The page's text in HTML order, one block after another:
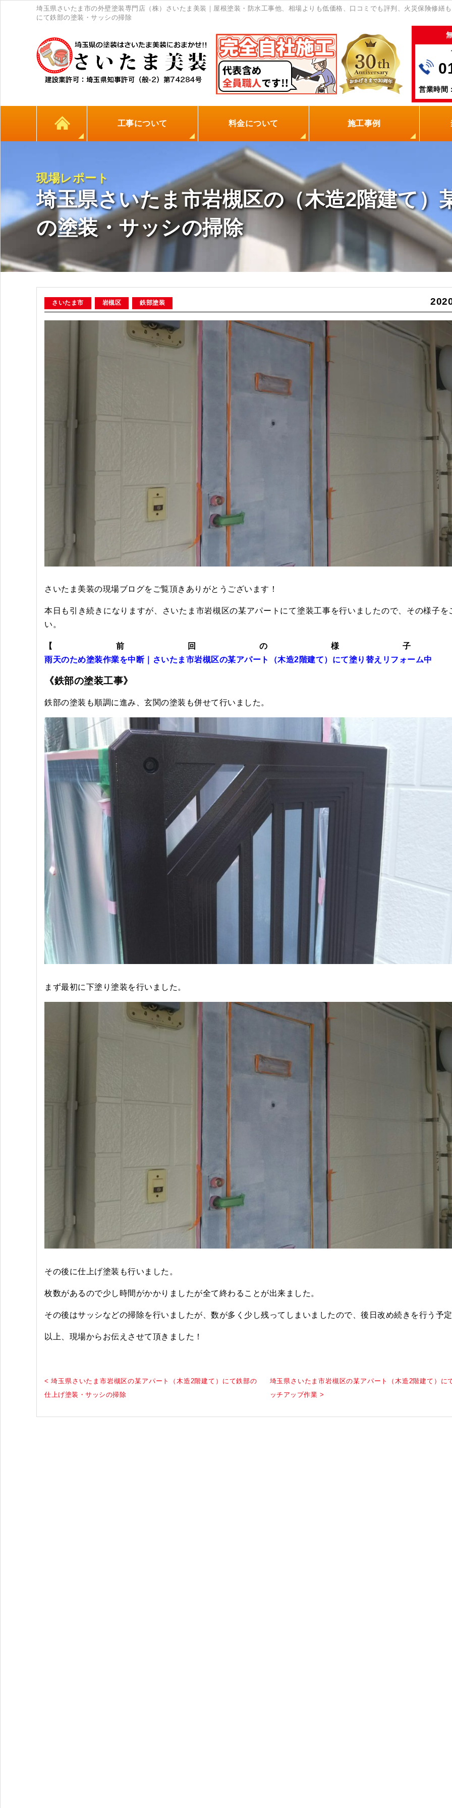
埼玉県さいたま市の外壁塗装専門店（株）さいたま美装｜屋根塗装・防水工事他、相場よりも低価格、口コミでも評判、火災保険修繕
にて鉄部の塗装・サッシの掃除
営業時間
工事について 料金について
地元の塗装屋を選ぶ理由
0円点検
火災保険
保証制度
施工事例
現場レポート
埼玉県さいたま市岩槻区の（木造2階建て）
の塗装・サッシの掃除
さいたま市 岩槻区 鉄部塗装
さいたま美装の現場ブログをご覧頂きありがとうございます！
本日も引き続きになりますが、さいたま市岩槻区の某アパートにて塗装工事を行いましたので、その様子を
い。
【前回の様子
雨天のため塗装作業を中断｜さいたま市岩槻区の某アパート（木造2階建て）にて塗り替えリフォーム中
《鉄部の塗装工事》
鉄部の塗装も順調に進み、玄関の塗装も併せて行いました。
まず最初に下塗り塗装を行いました。
その後に仕上げ塗装も行いました。
枚数があるので少し時間がかかりましたが全て終わることが出来ました。
その後はサッシなどの掃除を行いましたが、数が多く少し残ってしまいましたので、後日改め続きを行う予
以上、現場からお伝えさせて頂きました！
< 埼玉県さいたま市岩槻区の某アパート（木造2階建て）にて鉄部の
仕上げ塗装・サッシの掃除
埼玉県さいたま市岩槻区の某アパート（木造2階建て）に
ッチアップ作業 >